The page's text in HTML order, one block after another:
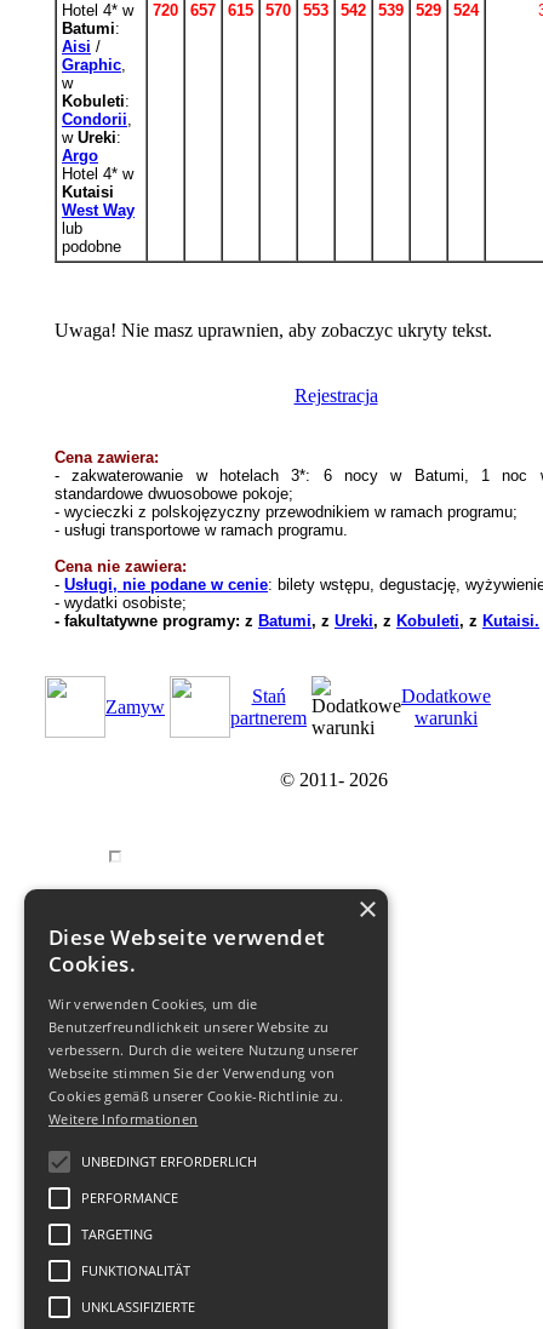
Hotel 4* w
Batumi:
Aisi /
Graphic,
w
Kobuleti:
Condorii,
w Ureki:
Argo
Hotel 4* w
Kutaisi
West Way
lub
podobne
720 657 615 570 553 542 539 529 524
Uwaga! Nie masz uprawnien, aby zobaczyc ukryty tekst.
Rejestracja
Cena zawiera:
- zakwaterowanie w hotelach 3*: 6 nocy w Batumi, 1 noc
standardowe dwuosobowe pokoje;
- wycieczki z polskojęzyczny przewodnikiem w ramach programu;
- usługi transportowe w ramach programu.
Cena nie zawiera:
- Usługi, nie podane w cenie: bilety wstępu, degustację,
- wydatki osobiste;
- fakultatywne programy: z Batumi, z Ureki, z Kobuleti, z Kutaisi.
Zamуw
Stań
partnerem
Dodatkowe
warunki
© 2011- 2026
×
Diese Webseite verwendet
Cookies.
Wir verwenden Cookies, um die
Benutzerfreundlichkeit unserer Website zu
verbessern. Durch die weitere Nutzung unserer
Webseite stimmen Sie der Verwendung von
Cookies gemäß unserer Cookie-Richtlinie zu.
Weitere Informationen
UNBEDINGT ERFORDERLICH
PERFORMANCE
TARGETING
FUNKTIONALITÄT
UNKLASSIFIZIERTE